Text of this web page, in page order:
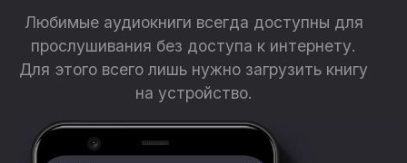
Любимые аудиокниги всегда доступны для
прослушивания без доступа к интернету.
Для этого всего лишь нужно загрузить книгу
на устройство.